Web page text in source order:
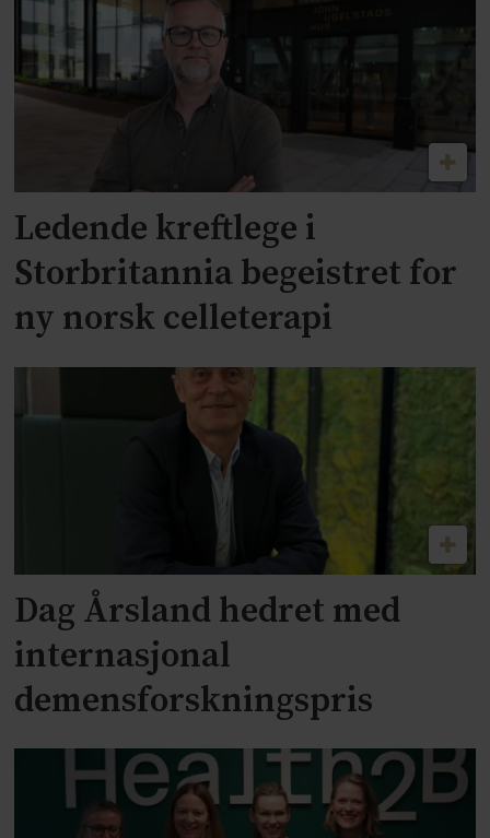
Ledende kreftlege i
Storbritannia begeistret for
ny norsk celleterapi
Dag Årsland hedret med
internasjonal
demensforskningspris